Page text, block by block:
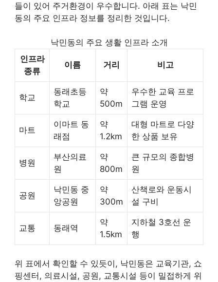
들이 있어 주거환경이 우수합니다. 아래 표는 낙민
동의 주요 인프라 정보를 정리한 것입니다.
낙민동의 주요 생활 인프라 소개
인프라
종류
이름 거리 비고
학교
동래초등
학교
약
500m
우수한 교육 프로
그램 운영
마트
이마트 동
래점
약
1.2km
대형 마트로 다양
한 상품 보유
병원
부산의료
원
약
800m
큰 규모의 종합병
원
공원
낙민동 중
앙공원
약
300m
산책로와 운동시
설 구비
교통 동래역
약
1.5km
지하철 3호선 운
행
위 표에서 확인할 수 있듯이, 낙민동은 교육기관, 쇼
핑센터, 의료시설, 공원, 교통시설 등이 밀접하게 위